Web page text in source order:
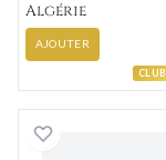
Algérie
AJOUTER
CLUB